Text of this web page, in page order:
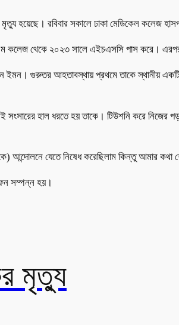
হয়েছে। রবিবার সকালে ঢাকা মেডিকেল কলেজ
কলেজ থেকে ২০২৩ সালে এইচএসসি পাস করে।
ইমন। গুরুতর আহতাবস্থায় প্রথমে তাকে স্থানীয়
সংসারের হাল ধরতে হয় তাকে। টিউশনি করে নিজের
আন্দোলনে যেতে নিষেধ করেছিলাম কিন্তু আমার কথা
সম্পন্ন হয়।
মৃত্যু